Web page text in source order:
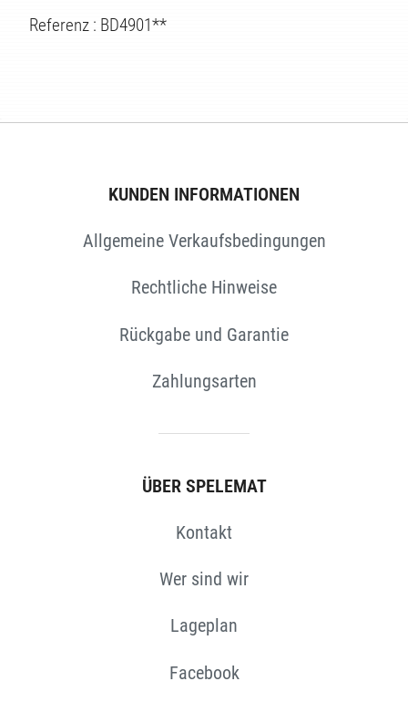
Referenz : BD4901**
KUNDEN INFORMATIONEN
Allgemeine Verkaufsbedingungen
Rechtliche Hinweise
Rückgabe und Garantie
Zahlungsarten
ÜBER SPELEMAT
Kontakt
Wer sind wir
Lageplan
Facebook